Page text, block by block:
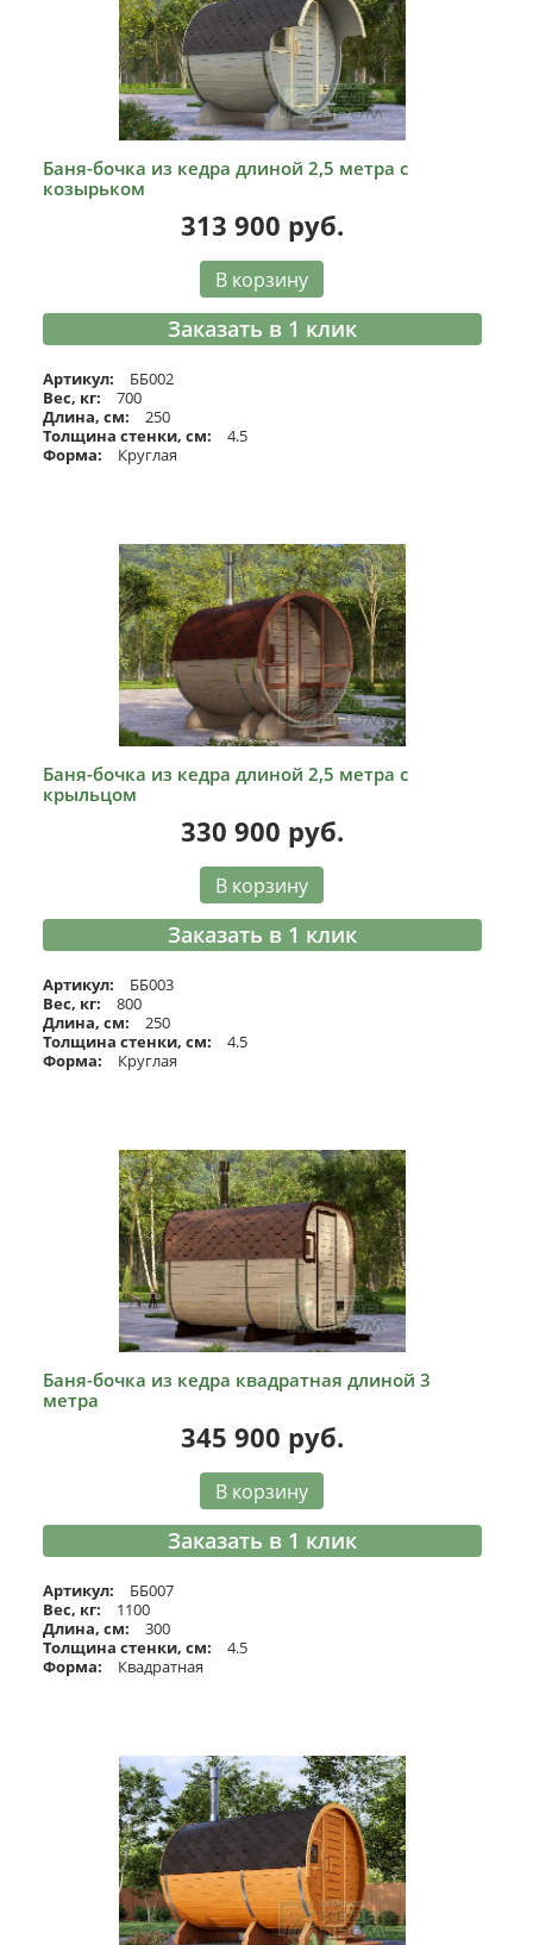
Баня-бочка из кедра длиной 2,5 метра с
козырьком
313 900 руб.
В корзину
Заказать в 1 клик
Артикул:
ББ002
Вес, кг:
700
Длина, см:
250
Толщина стенки, см:
4.5
Форма:
Круглая
Баня-бочка из кедра длиной 2,5 метра с
крыльцом
330 900 руб.
В корзину
Заказать в 1 клик
Артикул:
ББ003
Вес, кг:
800
Длина, см:
250
Толщина стенки, см:
4.5
Форма:
Круглая
Баня-бочка из кедра квадратная длиной 3
метра
345 900 руб.
В корзину
Заказать в 1 клик
Артикул:
ББ007
Вес, кг:
1100
Длина, см:
300
Толщина стенки, см:
4.5
Форма:
Квадратная